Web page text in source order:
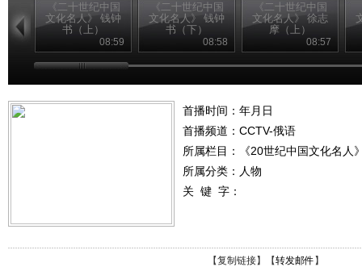
《二十世纪中国
文化名人》 钱钟
书（上）
08:59
《二十世纪中国
文化名人》 钱钟
书（下）
08:58
《二十世纪中国
文化名人》 徐志
摩（上）
08:57
首播时间：年月日
首播频道： CCTV-俄语
所属栏目：
《20世纪中国文化名人
所属分类：人物
关 键 字：
【复制链接】【转发邮件 】